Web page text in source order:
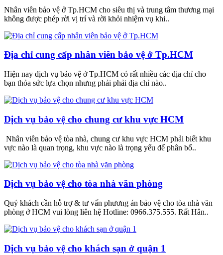
Nhân viên bảo vệ ở Tp.HCM cho siêu thị và trung tâm thương mại
không được phép rời vị trí và rời khỏi nhiệm vụ khi..
Địa chỉ cung cấp nhân viên bảo vệ ở Tp.HCM
Hiện nay dịch vụ bảo vệ ở Tp.HCM có rất nhiều các địa chỉ cho
bạn thỏa sức lựa chọn nhưng phải phải địa chỉ nào..
Dịch vụ bảo vệ cho chung cư khu vực HCM
Nhân viên bảo vệ tòa nhà, chung cư khu vực HCM phải biết khu
vực nào là quan trọng, khu vực nào là trọng yếu để phân bố..
Dịch vụ bảo vệ cho tòa nhà văn phòng
Quý khách cần hỗ trợ & tư vấn phương án bảo vệ cho tòa nhà văn
phòng ở HCM vui lòng liên hệ Hotline: 0966.375.555. Rất Hân..
Dịch vụ bảo vệ cho khách sạn ở quận 1